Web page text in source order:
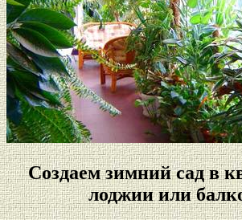
Создаем зимний сад в
лоджии или